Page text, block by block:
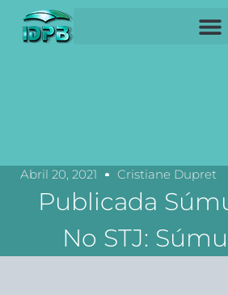
Abril 20, 2021 Cristiane Dupret
Publicada
No STJ: